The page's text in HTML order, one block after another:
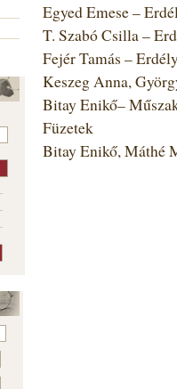
Egyed Emese –
T. Szabó Csilla –
Fejér Tamás –
Keszeg Anna,
Bitay Enikő–
Füzetek
Bitay Enikő, Máthé